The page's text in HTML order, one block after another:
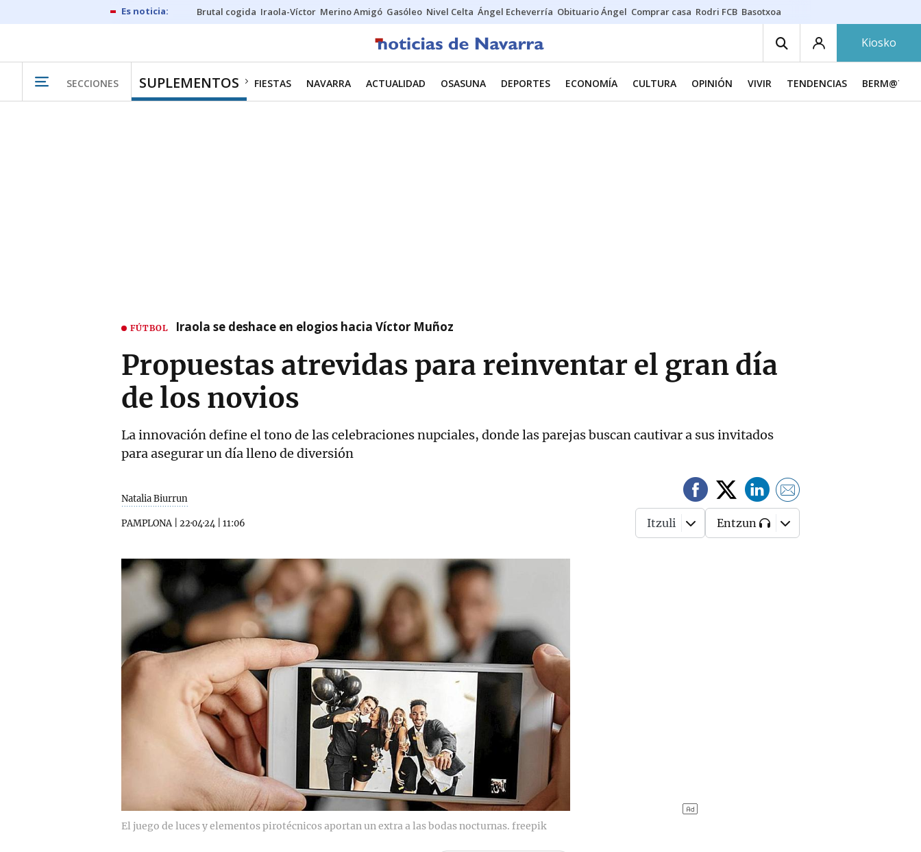
Brutal cogida Iraola-Víctor Merino Amigó Gasóleo Nivel Celta Ángel Echeverría Obituario Ángel Comprar casa Rodri FCB Basotxoa
Kiosko
SECCIONES SUPLEMENTOS FIESTAS NAVARRA ACTUALIDAD OSASUNA DEPORTES ECONOMÍA CULTURA OPINIÓN VIVIR TENDENCIAS BERM@TU
FÚTBOL Iraola se deshace en elogios hacia Víctor Muñoz
Propuestas atrevidas para reinventar el gran día
de los novios
La innovación define el tono de las celebraciones nupciales, donde las parejas buscan cautivar a sus invitados
para asegurar un día lleno de diversión
Natalia Biurrun
PAMPLONA| 22·04·24 11:06 Itzuli Entzun
El juego de luces y elementos pirotécnicos aportan un extra a las bodas nocturnas. freepik